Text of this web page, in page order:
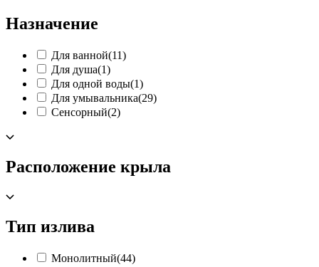
Назначение
Для ванной(11)
Для душа(1)
Для одной воды(1)
Для умывальника(29)
Сенсорный(2)
Расположение крыла
Тип излива
Монолитный(44)